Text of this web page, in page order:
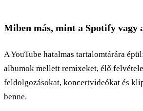
Miben más, mint a Spotify vagy
A YouTube hatalmas tartalomtárára
albumok mellett remixeket, élő
feldolgozásokat, koncertvideókat és
benne.